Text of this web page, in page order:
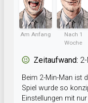
Am Anfang
Nach 1
Woche
Zeitaufwand:
Beim 2-Min-Man ist
Spiel wurde so
Einstellungen mit